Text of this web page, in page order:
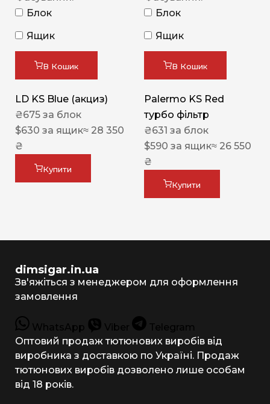
Блок
Ящик
В Кошик
LD KS Blue (акциз)
₴675 за блок
$630 за ящик≈ 28 350
₴
Купити
Блок
Ящик
В Кошик
Palermo KS Red
турбо фільтр
₴631 за блок
$590 за ящик≈ 26 550
₴
Купити
dimsigar.in.ua
Зв'яжіться з менеджером для оформлення
замовлення
WhatsApp Viber
Telegram
Оптовий продаж тютюнових виробів від
виробника з доставкою по Україні. Продаж
тютюнових виробів дозволено лише особам
від 18 років.